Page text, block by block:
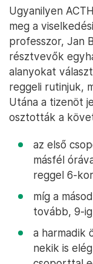
Ugyanilyen
meg a
professzor, Jan
résztvevők
alanyokat
reggeli rutinjuk,
Utána a tizenöt
osztották a
az első
másfél
reggel 6-
míg a
tovább, 9-
a harmadik
nekik is